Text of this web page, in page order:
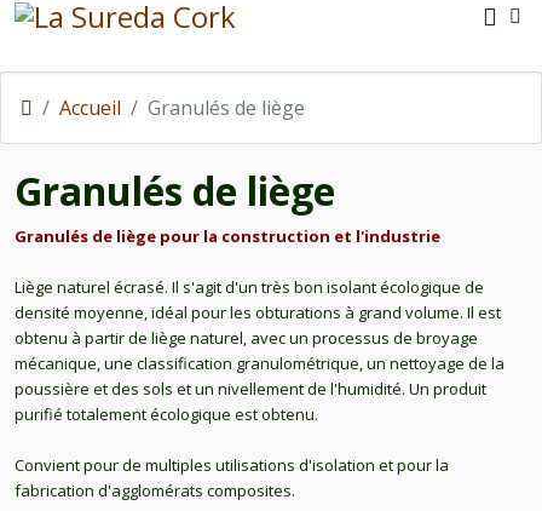
Accueil Granulés de liège
Granulés de liège
Granulés de liège pour la construction et l'industrie
Liège naturel écrasé. Il s'agit d'un très bon isolant écologique de
densité moyenne, idéal pour les obturations à grand volume. Il est
obtenu à partir de liège naturel, avec un processus de broyage
mécanique, une classification granulométrique, un nettoyage de la
poussière et des sols et un nivellement de l'humidité. Un produit
purifié totalement écologique est obtenu.
Convient pour de multiples utilisations d'isolation et pour la
fabrication d'agglomérats composites.